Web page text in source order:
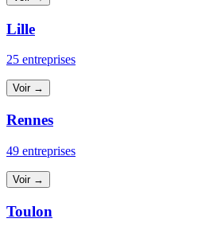
Lille
25 entreprises
Voir →
Rennes
49 entreprises
Voir →
Toulon